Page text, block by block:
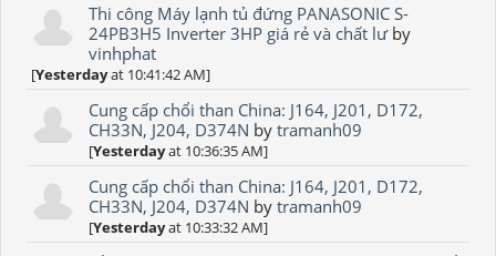
Thi công Máy lạnh tủ đứng PANASONIC S-
24PB3H5 Inverter 3HP giá rẻ và chất lưby
vinhphat
[Yesterdayat 10:41:42 AM]
Cung cấp chổi than China: J164, J201, D172,
CH33N, J204, D374N bytramanh09
[Yesterdayat 10:36:35 AM]
Cung cấp chổi than China: J164, J201, D172,
CH33N, J204, D374N bytramanh09
[Yesterdayat 10:33:32 AM]